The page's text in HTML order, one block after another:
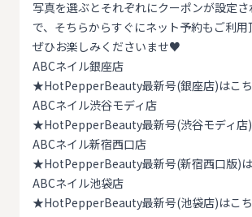
写真を選ぶとそれぞれにクーポンが設定
で、そちらからすぐにネット予約もご利用
ぜひお楽しみくださいませ♥
ABCネイル銀座店
★HotPepperBeauty最新号(銀座店)はこ
ABCネイル渋谷モディ店
★HotPepperBeauty最新号(渋谷モディ店
ABCネイル新宿西口店
★HotPepperBeauty最新号(新宿西口版)
ABCネイル池袋店
★HotPepperBeauty最新号(池袋店)はこ